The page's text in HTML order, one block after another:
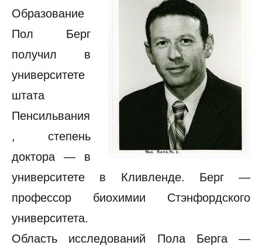
Образование
Пол Берг
получил в
университете
штата
Пенсильвания
, степень
доктора — в
университете в Кливленде. Берг —
профессор биохимии Стэнфордского
университета.
Область исследований Пола Берга —